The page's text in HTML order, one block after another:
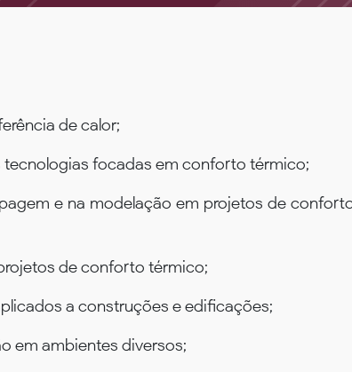
de calor;
focadas em conforto térmico;
e na modelação em projetos de
de conforto térmico;
a construções e edificações;
em ambientes diversos;